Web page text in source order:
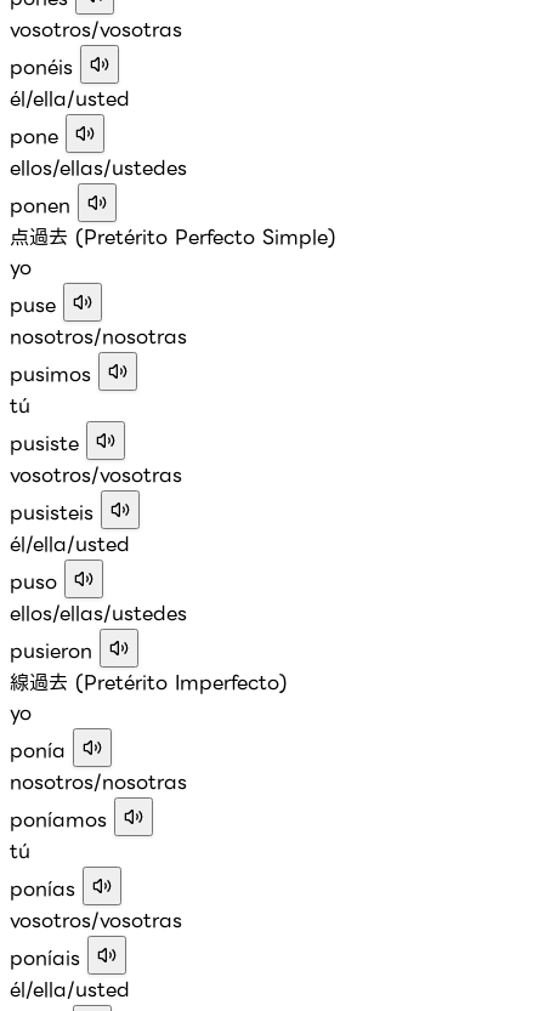
vosotros/vosotras
ponéis
él/ella/usted
pone
ellos/ellas/ustedes
ponen
点過去 (Pretérito Perfecto Simple)
yo
puse
nosotros/nosotras
pusimos
tú
pusiste
vosotros/vosotras
pusisteis
él/ella/usted
puso
ellos/ellas/ustedes
pusieron
線過去 (Pretérito Imperfecto)
yo
ponía
nosotros/nosotras
poníamos
tú
ponías
vosotros/vosotras
poníais
él/ella/usted